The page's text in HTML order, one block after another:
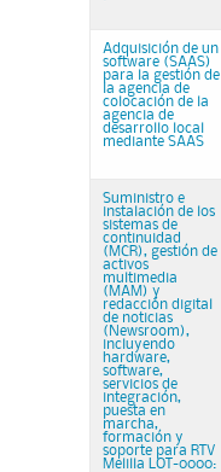
Adquisición de un
software (SAAS)
para la gestión de
la agencia de
colocación de la
agencia de
desarrollo local
mediante SAAS
Suministro e
instalación de los
sistemas de
continuidad
(MCR), gestión de
activos
multimedia
(MAM) y
redacción digital
de noticias
(Newsroom),
incluyendo
hardware,
software,
servicios de
integración,
puesta en
marcha,
formación y
soporte para RTV
Melilla LOT-0000: